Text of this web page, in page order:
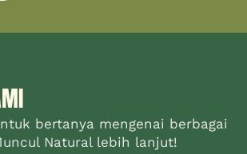
bertanya mengenai berbagai
Natural lebih lanjut!